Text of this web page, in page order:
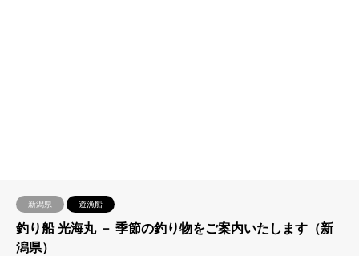
新潟県 遊漁船
釣り船 光海丸 － 季節の釣り物をご案内いたします（新
潟県）